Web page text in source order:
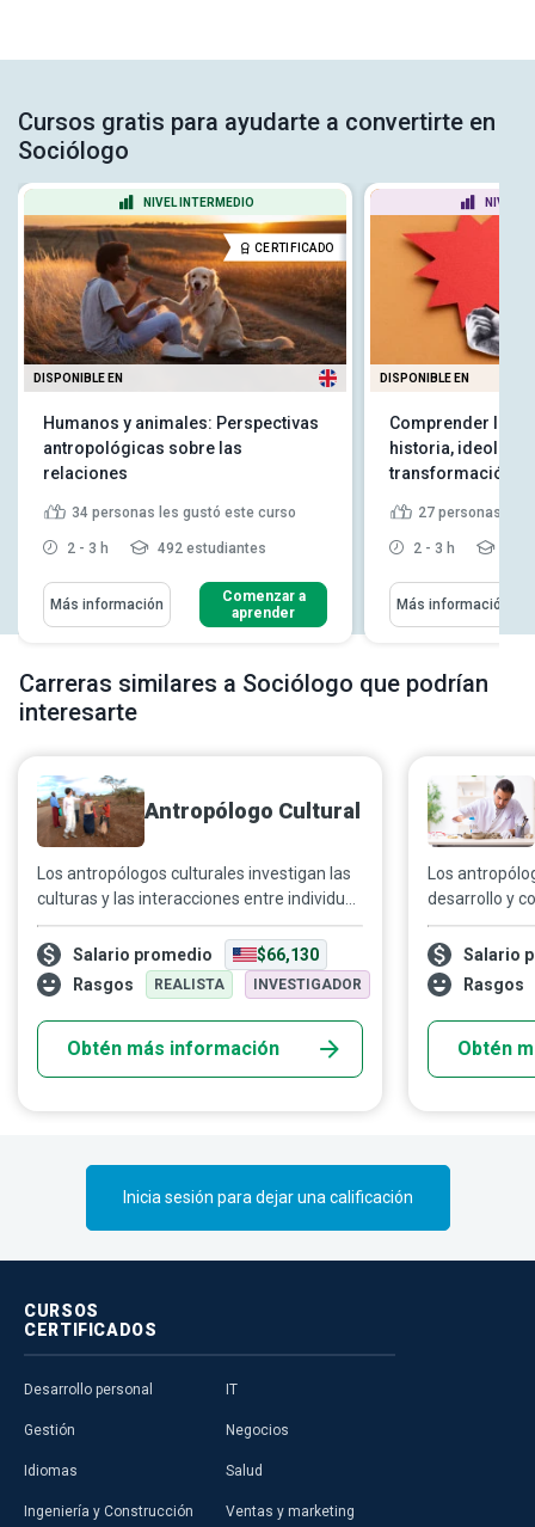
Cursos gratis para ayudarte a convertirte en
Sociólogo
NIVEL INTERMEDIO
CERTIFICADO
DISPONIBLE EN
Humanos y animales: Perspectivas
antropológicas sobre las
relaciones
34 personas les gustó este curso
2 - 3 h 492 estudiantes
Más información
Comenzar a
aprender
NIVEL
DISPONIBLE EN
Comprender las
historia,
transformación
27 personas les
2 - 3 h
Más información
Carreras similares a Sociólogo que podrían
interesarte
Antropólogo Cultural
Los antropólogos culturales investigan las
culturas y las interacciones entre individuos
para evaluar el significado de los
comportamientos sociales, situándolos en
su contexto y ofreciendo una comprensión
más profunda de la política internacional y
los problemas globales.
Salario promedio
$66,130
Rasgos
REALISTA INVESTIGADOR
Obtén más información
Los
desarrollo y
humano para
inclusivo y
humana.
Salario
Rasgos
Obtén
Inicia sesión para dejar una calificación
CURSOS
CERTIFICADOS
Desarrollo personal
Gestión
Idiomas
Ingeniería y Construcción
IT
Negocios
Salud
Ventas y marketing